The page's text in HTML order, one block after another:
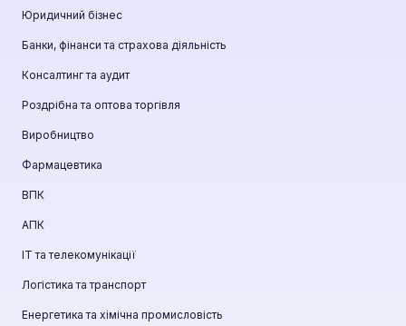
Юридичний бізнес
Банки, фінанси та страхова діяльність
Консалтинг та аудит
Роздрібна та оптова торгівля
Виробництво
Фармацевтика
ВПК
АПК
ІТ та телекомунікації
Логістика та транспорт
Енергетика та хімічна промисловість